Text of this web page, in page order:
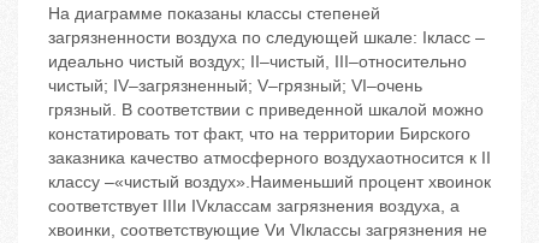
На диаграмме показаны классы степеней
загрязненности воздуха по следующей шкале: Iкласс –
идеально чистый воздух; II–чистый, III–относительно
чистый; IV–загрязненный; V–грязный; VI–очень
грязный. В соответствии с приведенной шкалой можно
констатировать тот факт, что на территории Бирского
заказника качество атмосферного воздухаотносится к II
классу –«чистый воздух».Наименьший процент хвоинок
соответствует IIIи IVклассам загрязнения воздуха, а
хвоинки, соответствующие Vи VIклассы загрязнения не